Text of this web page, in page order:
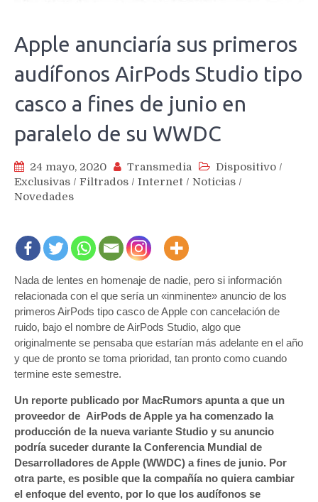
Apple anunciaría sus primeros
audífonos AirPods Studio tipo
casco a fines de junio en
paralelo de su WWDC
24 mayo, 2020 Transmedia Dispositivo /
Exclusivas / Filtrados / Internet / Noticias /
Novedades
Nada de lentes en homenaje de nadie, pero si información
relacionada con el que sería un «inminente» anuncio de los
primeros AirPods tipo casco de Apple con cancelación de
ruido, bajo el nombre de AirPods Studio, algo que
originalmente se pensaba que estarían más adelante en el año
y que de pronto se toma prioridad, tan pronto como cuando
termine este semestre.
Un reporte publicado por MacRumors apunta a que un
proveedor de AirPods de Apple ya ha comenzado la
producción de la nueva variante Studio y su anuncio
podría suceder durante la Conferencia Mundial de
Desarrolladores de Apple (WWDC) a fines de junio. Por
otra parte, es posible que la compañía no quiera cambiar
el enfoque del evento, por lo que los audífonos se